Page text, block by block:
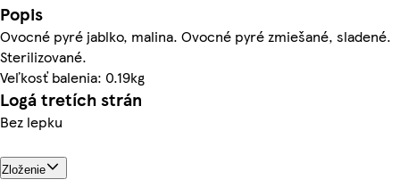
Popis
Ovocné pyré jablko, malina. Ovocné pyré zmiešané, sladené.
Sterilizované.
Veľkosť balenia: 0.19kg
Logá tretích strán
Bez lepku
Zloženie